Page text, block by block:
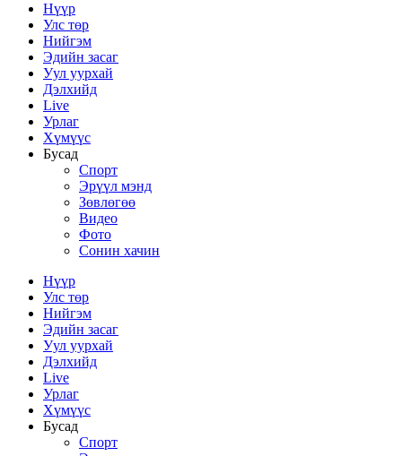
Нүүр
Улс төр
Нийгэм
Эдийн засаг
Уул уурхай
Дэлхийд
Live
Урлаг
Хүмүүс
Бусад
Спорт
Эрүүл мэнд
Зөвлөгөө
Видео
Фото
Сонин хачин
Нүүр
Улс төр
Нийгэм
Эдийн засаг
Уул уурхай
Дэлхийд
Live
Урлаг
Хүмүүс
Бусад
Спорт